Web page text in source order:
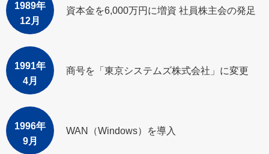
1989年
12月
資本金を6,000万円に増資 社員株主会の発足
1991年
4月
商号を「東京システムズ株式会社」に変更
1996年
9月
WAN（Windows）を導入